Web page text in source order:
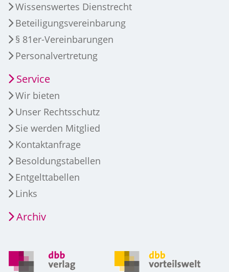
Wissenswertes Dienstrecht
Beteiligungsvereinbarung
§ 81er-Vereinbarungen
Personalvertretung
Service
Wir bieten
Unser Rechtsschutz
Sie werden Mitglied
Kontaktanfrage
Besoldungstabellen
Entgelttabellen
Links
Archiv